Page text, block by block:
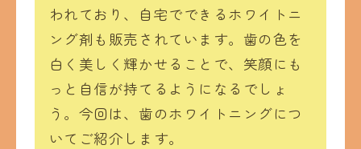
われており、自宅でできるホワイトニ
ング剤も販売されています。歯の色を
白く美しく輝かせることで、笑顔にも
っと自信が持てるようになるでしょ
う。今回は、歯のホワイトニングにつ
いてご紹介します。